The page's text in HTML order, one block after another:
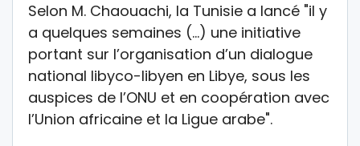
Selon M. Chaouachi, la Tunisie a lancé "il y
a quelques semaines (…) une initiative
portant sur l’organisation d’un dialogue
national libyco-libyen en Libye, sous les
auspices de l’ONU et en coopération avec
l’Union africaine et la Ligue arabe".